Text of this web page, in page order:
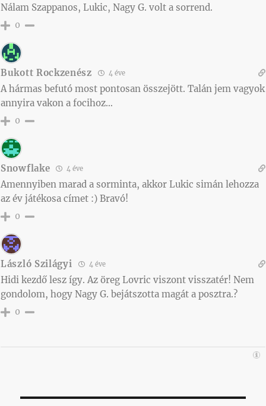
Nálam Szappanos, Lukic, Nagy G. volt a sorrend.
0
Bukott Rockzenész 4 éve
A hármas befutó most pontosan összejött. Talán jem vagyok
annyira vakon a focihoz…
0
Snowflake 4 éve
Amennyiben marad a sorminta, akkor Lukic simán lehozza
az év játékosa címet :) Bravó!
0
László Szilágyi 4 éve
Hidi kezdő lesz így. Az öreg Lovric viszont visszatér! Nem
gondolom, hogy Nagy G. bejátszotta magát a posztra.?
0